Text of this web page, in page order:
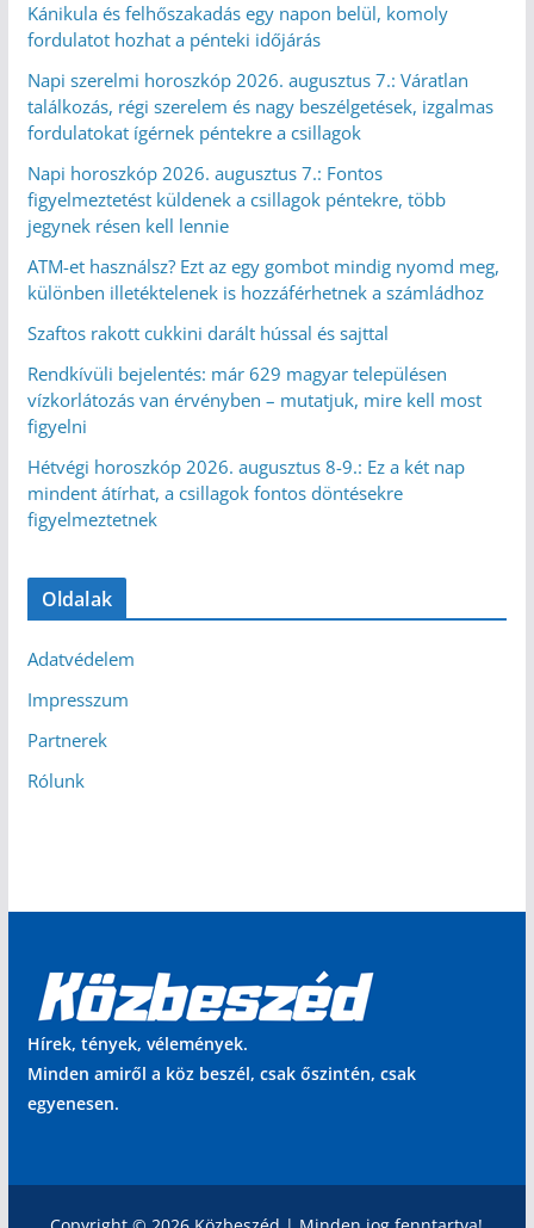
Kánikula és felhőszakadás egy napon belül, komoly
fordulatot hozhat a pénteki időjárás
Napi szerelmi horoszkóp 2026. augusztus 7.: Váratlan
találkozás, régi szerelem és nagy beszélgetések, izgalmas
fordulatokat ígérnek péntekre a csillagok
Napi horoszkóp 2026. augusztus 7.: Fontos
figyelmeztetést küldenek a csillagok péntekre, több
jegynek résen kell lennie
ATM-et használsz? Ezt az egy gombot mindig nyomd meg,
különben illetéktelenek is hozzáférhetnek a számládhoz
Szaftos rakott cukkini darált hússal és sajttal
Rendkívüli bejelentés: már 629 magyar településen
vízkorlátozás van érvényben – mutatjuk, mire kell most
figyelni
Hétvégi horoszkóp 2026. augusztus 8-9.: Ez a két nap
mindent átírhat, a csillagok fontos döntésekre
figyelmeztetnek
Oldalak
Adatvédelem
Impresszum
Partnerek
Rólunk
Hírek, tények, vélemények.
Minden amiről a köz beszél, csak őszintén, csak
egyenesen.